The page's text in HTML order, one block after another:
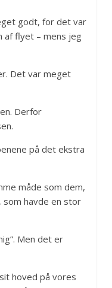
godt, for det var
af flyet – mens jeg
Det var meget
Derfor
på det ekstra
måde som dem,
som havde en stor
Men det er
hoved på vores